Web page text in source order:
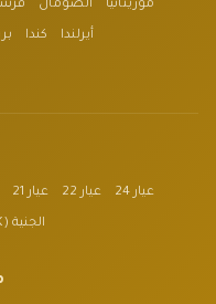
موريتانيا الصومال
أيرلندا كندا
عيار 24 عيار 22 عيار 21
الجنية (24K)